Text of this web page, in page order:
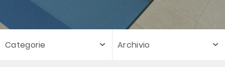
Categorie Archivio